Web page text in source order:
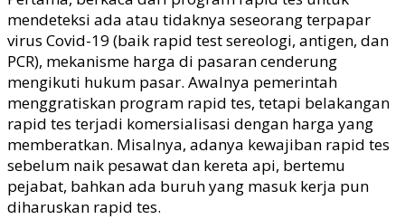
mendeteksi ada atau tidaknya seseorang terpapar
virus Covid-19 (baik rapid test sereologi, antigen, dan
PCR), mekanisme harga di pasaran cenderung
mengikuti hukum pasar. Awalnya pemerintah
menggratiskan program rapid tes, tetapi belakangan
rapid tes terjadi komersialisasi dengan harga yang
memberatkan. Misalnya, adanya kewajiban rapid tes
sebelum naik pesawat dan kereta api, bertemu
pejabat, bahkan ada buruh yang masuk kerja pun
diharuskan rapid tes.